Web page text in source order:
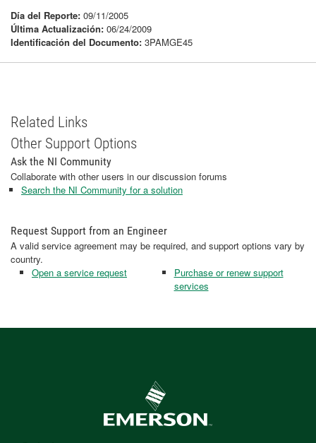
Día del Reporte: 09/11/2005
Última Actualización: 06/24/2009
Identificación del Documento: 3PAMGE45
Related Links
Other Support Options
Ask the NI Community
Collaborate with other users in our discussion forums
Search the NI Community for a solution
Request Support from an Engineer
A valid service agreement may be required, and support options vary by
country.
Open a service request
Purchase or renew support
services